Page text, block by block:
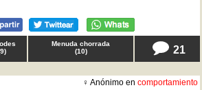
9)
Menuda chorrada
(10) 21
♀ Anónimo en comportamiento